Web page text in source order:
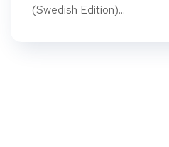
(Swedish Edition)...